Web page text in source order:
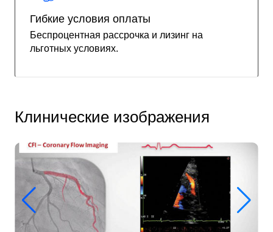
Гибкие условия оплаты
Беспроцентная рассрочка и лизинг на
льготных условиях.
Клинические изображения